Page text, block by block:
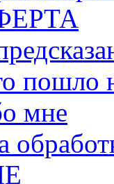
пошло
мне